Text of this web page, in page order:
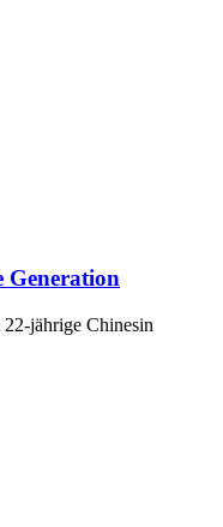
Generation
jährige Chinesin